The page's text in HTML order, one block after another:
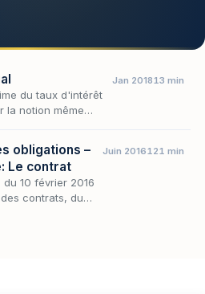
du taux d'intérêt
la notion même
Jan 201813 min
obligations –
Le contrat
du 10 février 2016
contrats, du
Juin 2016121 min